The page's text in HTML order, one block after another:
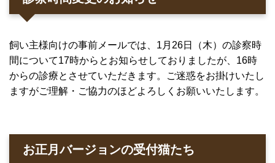
飼い主様向けの事前メールでは、1月26日（木）の診察時
間について17時からとお知らせしておりましたが、16時
からの診療とさせていただきます。ご迷惑をお掛けいたし
ますがご理解・ご協力のほどよろしくお願いいたします。
お正月バージョンの受付猫たち